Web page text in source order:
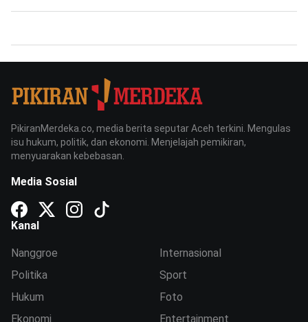
PikiranMerdeka.co, media berita seputar Aceh terkini. Mengulas
isu hukum, politik, dan ekonomi. Menjelajah pemikiran,
menyuarakan kebebasan.
Media Sosial
Kanal
Nanggroe
Politika
Hukum
Ekonomi
Internasional
Sport
Foto
Entertainment